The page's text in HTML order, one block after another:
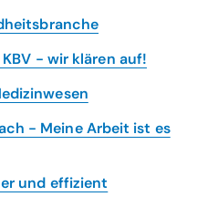
Tilo Hanfstingl
NFDM
- wir klären auf!
- Meine Arbeit ist es
und effizient